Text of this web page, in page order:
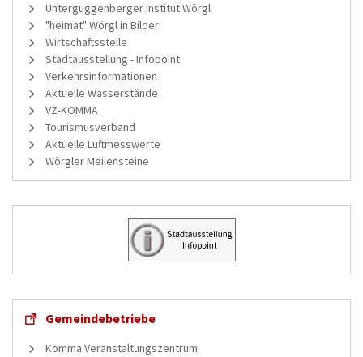
Unterguggenberger Institut Wörgl
"heimat" Wörgl in Bilder
Wirtschaftsstelle
Stadtausstellung - Infopoint
Verkehrsinformationen
Aktuelle Wasserstände
VZ-KOMMA
Tourismusverband
Aktuelle Luftmesswerte
Wörgler Meilensteine
Gemeindebetriebe
Komma Veranstaltungszentrum